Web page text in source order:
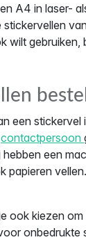
A4 in laser-
wilt gebruiken,
een stickervel
contactpersoon
hebben een
papieren
ook kiezen
onbedrukte